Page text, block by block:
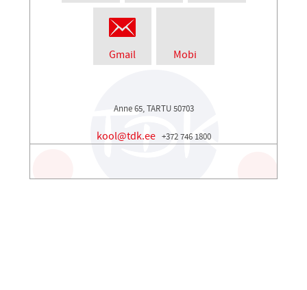
Gmail Mobi
Anne 65, TARTU 50703
kool@tdk.ee +372 746 1800